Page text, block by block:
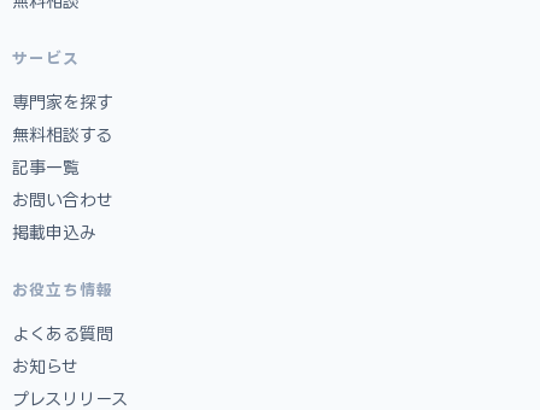
サービス
専門家を探す
無料相談する
記事一覧
お問い合わせ
掲載申込み
お役立ち情報
よくある質問
お知らせ
プレスリリース